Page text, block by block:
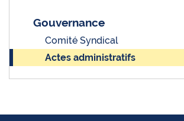
Gouvernance
Comité Syndical
Actes administratifs